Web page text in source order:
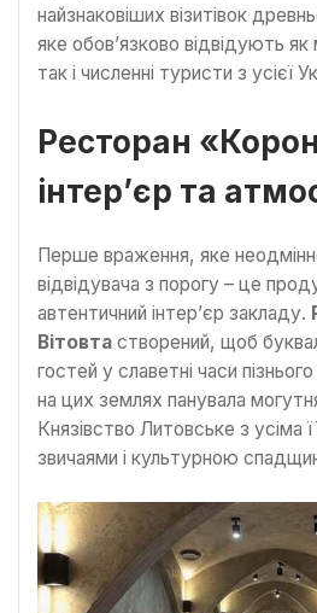
найзнаковіших візитівок
яке обов’язково відвідують як
так і численні туристи з усієї
Ресторан
інтер’єр та
Перше враження, яке
відвідувача з порогу – це
автентичний інтер’єр закладу.
Вітовта створений, щоб
гостей у славетні часи
на цих землях панувала
Князівство Литовське з усіма
звичаями і культурною